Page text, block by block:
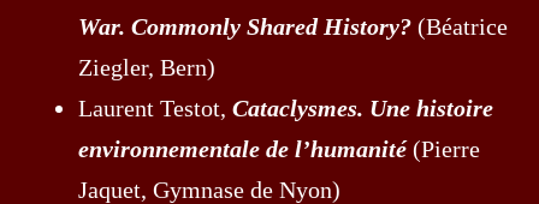
War. Commonly Shared History? (Béatrice
Ziegler, Bern)
Laurent Testot, Cataclysmes. Une histoire
environnementale de l’humanité(Pierre
Jaquet, Gymnase de Nyon)